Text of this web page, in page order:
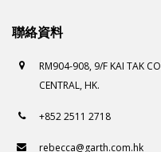
聯絡資料
RM904-908, 9/F KAI TAK
CENTRAL, HK.
+852 2511 2718
rebecca@garth.com.hk